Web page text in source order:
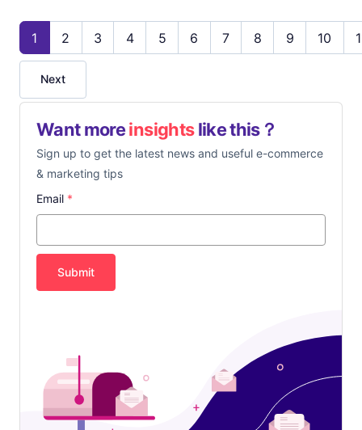
1 2 3 4 5 6 7 8 9 10
Next
Want moreinsightslike this？
Sign up to get the latest news and useful e-commerce
& marketing tips
Email *
Submit